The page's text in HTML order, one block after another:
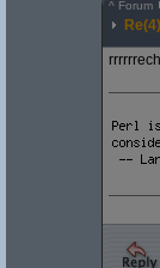
^ Forum